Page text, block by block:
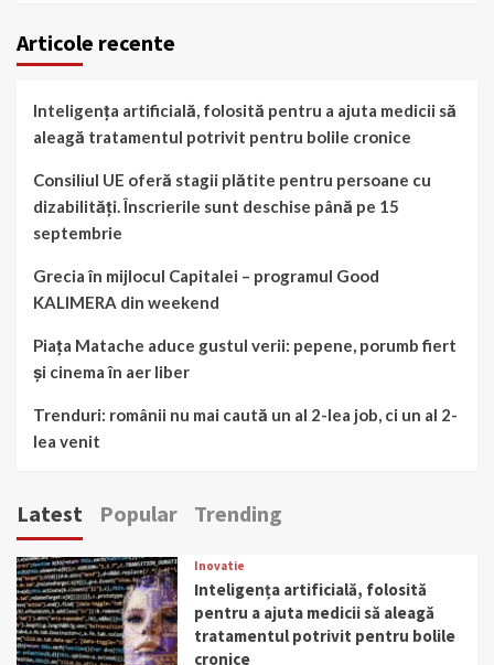
Articole recente
Inteligența artificială, folosită pentru a ajuta medicii să
aleagă tratamentul potrivit pentru bolile cronice
Consiliul UE oferă stagii plătite pentru persoane cu
dizabilități. Înscrierile sunt deschise până pe 15
septembrie
Grecia în mijlocul Capitalei – programul Good
KALIMERA din weekend
Piața Matache aduce gustul verii: pepene, porumb fiert
și cinema în aer liber
Trenduri: românii nu mai caută un al 2-lea job, ci un al 2-
lea venit
Latest Popular Trending
Inovatie
Inteligența artificială, folosită
pentru a ajuta medicii să aleagă
tratamentul potrivit pentru bolile
cronice